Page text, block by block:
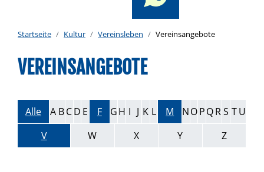
Startseite Kultur Vereinsleben Vereinsangebote
VEREINSANGEBOTE
Alle A BCD E F GH I J K L M NOPQRS T U
V
W X Y Z